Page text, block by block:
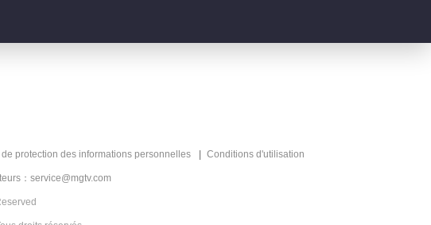
Day
de protection des informations personnelles Conditions d'utilisation
：service@mgtv.com